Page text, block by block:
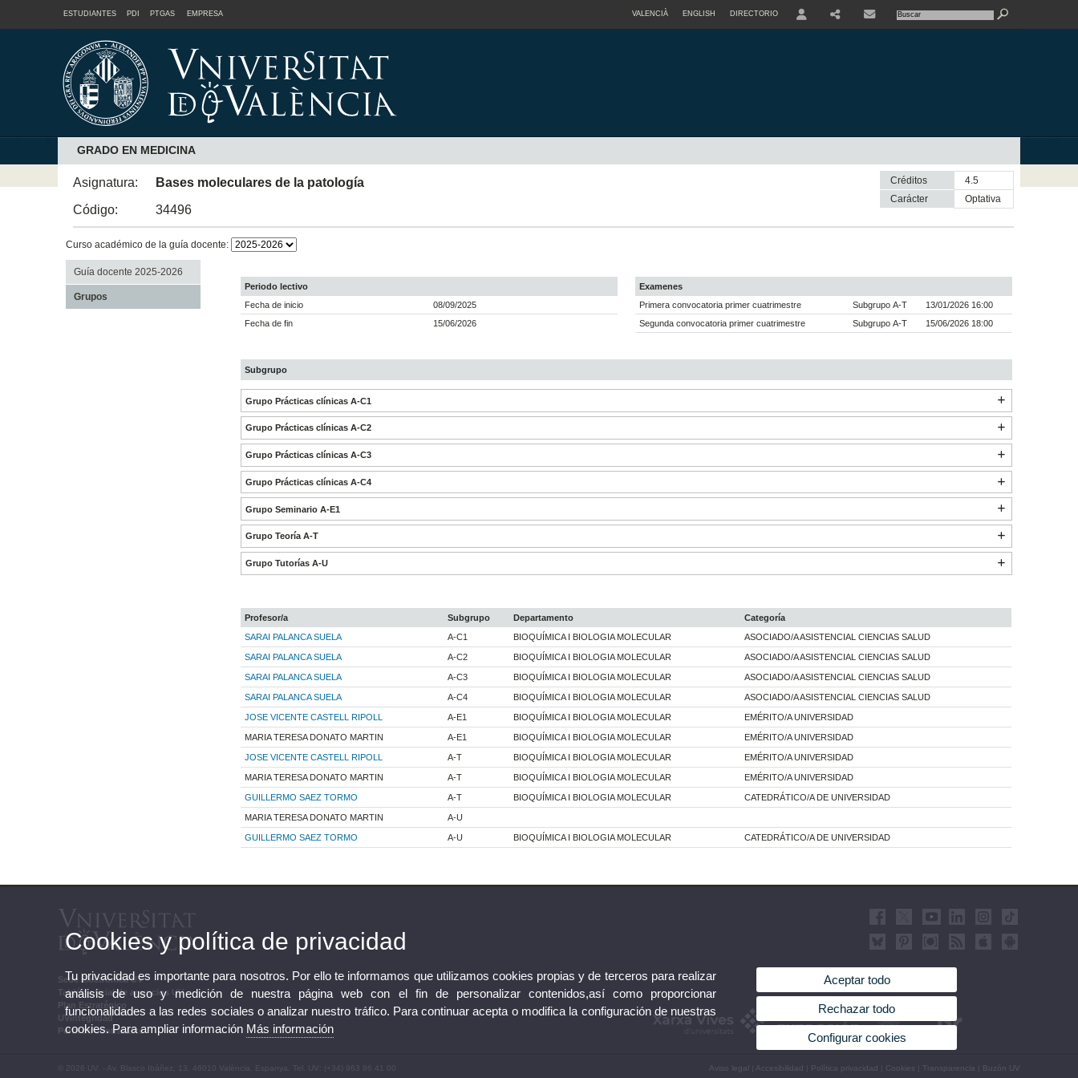
ESTUDIANTES PDI PTGAS EMPRESA VALENCIÀ ENGLISH DIRECTORIO
GRADO EN MEDICINA
Asignatura:
Bases moleculares de la patología
Código:
34496
Créditos
4.5
Carácter
optativa
Curso académico de la guía docente:
Guía docente 2025-2026
Grupos
Periodo lectivo
Fecha de inicio
08/09/2025
Fecha de fin
15/06/2026
Examenes
Primera convocatoria primer cuatrimestre
Subgrupo A-T
13/01/2026 16:00
Segunda convocatoria primer cuatrimestre
Subgrupo A-T 15/06/2026 18:00
Subgrupo
Grupo Prácticas clínicas A-C1
Grupo Prácticas clínicas A-C2
Grupo Prácticas clínicas A-C3
Grupo Prácticas clínicas A-C4
Grupo Seminario A-E1
Grupo Teoría A-T
Grupo Tutorías A-U
Profesor/a Subgrupo Departamento
Categoría
SARAI PALANCA SUELA
A-C1 BIOQUÍMICA I BIOLOGIA MOLECULAR ASOCIADO/A ASISTENCIAL CIENCIAS SALUD
SARAI PALANCA SUELA A-C2 BIOQUÍMICA I BIOLOGIA MOLECULAR ASOCIADO/A ASISTENCIAL CIENCIAS SALUD
SARAI PALANCA SUELA A-C3 BIOQUÍMICA I BIOLOGIA MOLECULAR ASOCIADO/A ASISTENCIAL CIENCIAS SALUD
SARAI PALANCA SUELA A-C4 BIOQUÍMICA I BIOLOGIA MOLECULAR ASOCIADO/A ASISTENCIAL CIENCIAS SALUD
JOSE VICENTE CASTELL RIPOLL A-E1 BIOQUÍMICA I BIOLOGIA MOLECULAR EMÉRITO/A UNIVERSIDAD
MARIA TERESA DONATO MARTIN A-E1 BIOQUÍMICA I BIOLOGIA MOLECULAR EMÉRITO/A UNIVERSIDAD
JOSE VICENTE CASTELL RIPOLL A-T BIOQUÍMICA I BIOLOGIA MOLECULAR EMÉRITO/A UNIVERSIDAD
MARIA TERESA DONATO MARTIN A-T BIOQUÍMICA I BIOLOGIA MOLECULAR EMÉRITO/A UNIVERSIDAD
GUILLERMO SAEZ TORMO A-T BIOQUÍMICA I BIOLOGIA MOLECULAR CATEDRÁTICO/A DE UNIVERSIDAD
MARIA TERESA DONATO MARTIN A-U
GUILLERMO SAEZ TORMO A-U BIOQUÍMICA I BIOLOGIA MOLECULAR CATEDRÁTICO/A DE UNIVERSIDAD
Sede Electrónica UV
Tablón oficial de anuncios UV
Plan Estratégico
UVintegridad
Perfil de contratante
© 2026 UV. - Av. Blasco Ibáñez, 13. 46010 València. Espanya. Tel. UV: (+34) 963 86 41 00 Aviso legal Accesibilidad Política privacidad Cookies Transparencia Buzón UV
Cookies y política de privacidad
Tu privacidad es importante para nosotros. Por ello te informamos que utilizamos cookies propias y de terceros para realizar
análisis de uso y medición de nuestra página web con el fin de personalizar contenidos,así como proporcionar
funcionalidades a las redes sociales o analizar nuestro tráfico. Para continuar acepta o modifica la configuración de nuestras
cookies. Para ampliar información Más información
Aceptar todo
Rechazar todo
Configurar cookies